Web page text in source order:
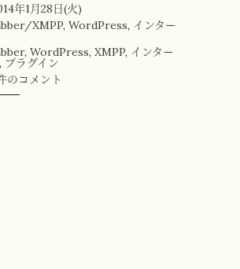
年1月28日(火)
XMPP, WordPress, インター
, WordPress, XMPP, インター
, プラグイン
のコメント